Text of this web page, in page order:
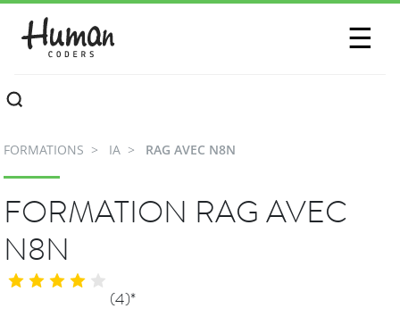
☰
CONTACTEZ-NOUS
FORMATIONS IA RAG AVEC N8N
FORMATION RAG AVEC
N8N
(4)*